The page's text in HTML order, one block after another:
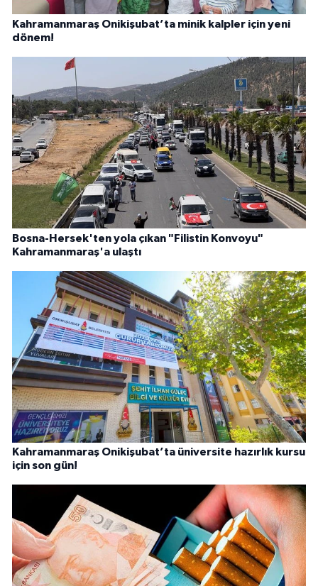
Kahramanmaraş Onikişubat’ta minik kalpler için yeni
dönem!
Bosna-Hersek'ten yola çıkan "Filistin Konvoyu"
Kahramanmaraş'a ulaştı
Kahramanmaraş Onikişubat’ta üniversite hazırlık kursu
için son gün!